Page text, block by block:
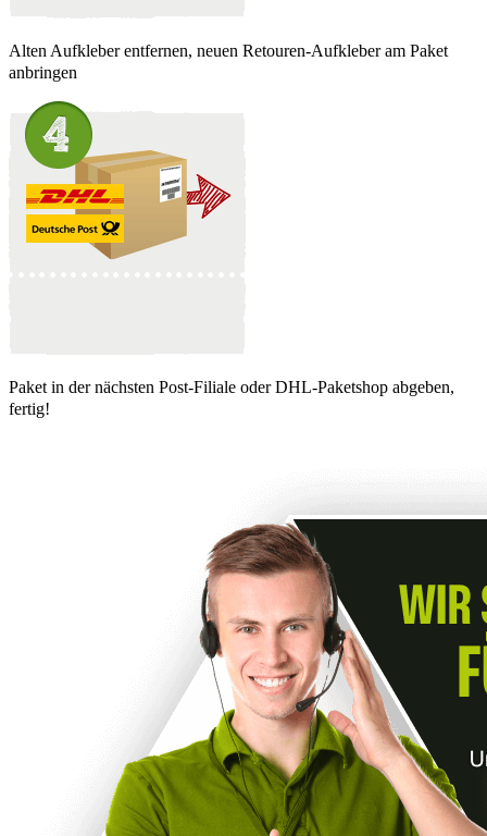
Alten Aufkleber entfernen, neuen Retouren-Aufkleber am Paket
anbringen
Paket in der nächsten Post-Filiale oder DHL-Paketshop abgeben,
fertig!